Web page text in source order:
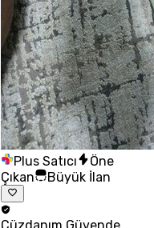
Plus Satıcı
Öne
Çıkan
Büyük İlan